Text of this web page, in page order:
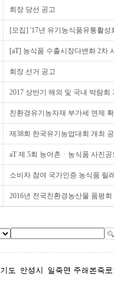
회장 당선 공고
[모집] '17년 유기농식품유통활성
[aT] 농식품 수출시장다변화 2차
회장 선거 공고
2017 상반기 해외 및 국내 박람회
친환경유기농자재 부가세 면제
제38회 한국유기농업대회 개최
aT 제 5회 농어촌ㆍ농식품 사진
소비자 참여 국가인증 농식품 릴
2016년 전국친환경농산물 품평